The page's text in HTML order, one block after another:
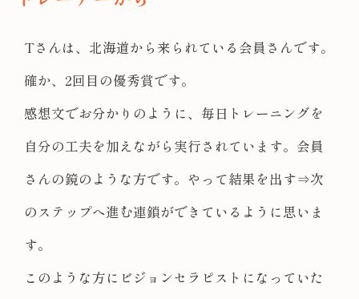
Tさんは、北海道から来られている会員さんです。
確か、2回目の優秀賞です。
感想文でお分かりのように、毎日トレーニングを
自分の工夫を加えながら実行されています。会員
さんの鏡のような方です。やって結果を出す⇒次
のステップへ進む連鎖ができているように思いま
す。
このような方にビジョンセラピストになっていた